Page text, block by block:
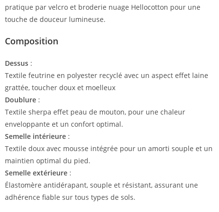
pratique par velcro et broderie nuage Hellocotton pour une
touche de douceur lumineuse.
Composition
Dessus :
Textile feutrine en polyester recyclé avec un aspect effet laine
grattée, toucher doux et moelleux
Doublure :
Textile sherpa effet peau de mouton, pour une chaleur
enveloppante et un confort optimal.
Semelle intérieure :
Textile doux avec mousse intégrée pour un amorti souple et un
maintien optimal du pied.
Semelle extérieure :
Élastomère antidérapant, souple et résistant, assurant une
adhérence fiable sur tous types de sols.